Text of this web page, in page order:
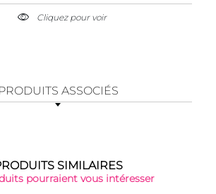
Cliquez pour voir
PRODUITS ASSOCIÉS
SIMILAIRES
pourraient vous intéresser